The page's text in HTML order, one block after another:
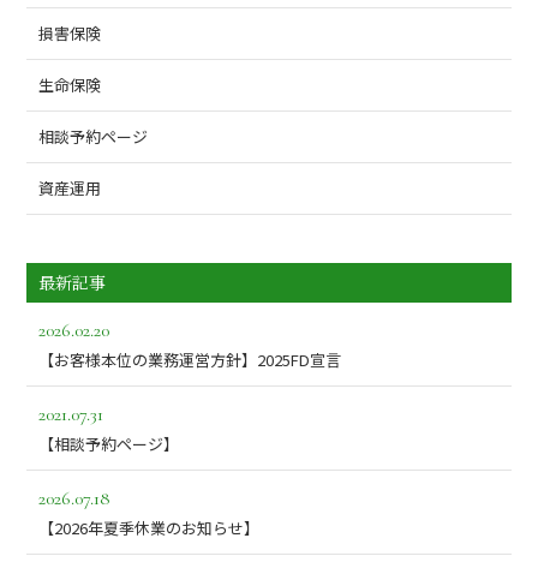
損害保険
生命保険
相談予約ページ
資産運用
最新記事
2026.02.20
【お客様本位の業務運営方針】2025FD宣言
2021.07.31
【相談予約ページ】
2026.07.18
【2026年夏季休業のお知らせ】